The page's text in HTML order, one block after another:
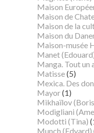
Maison
Maison de
Maison de la
Maison du
Maison-musée
Manet
Manga. Tout un
Matisse(5)
Mexica. Des
Mayor(1)
Mikhaïlov
Modigliani
Modotti (Tina)
Munch (Edvard)